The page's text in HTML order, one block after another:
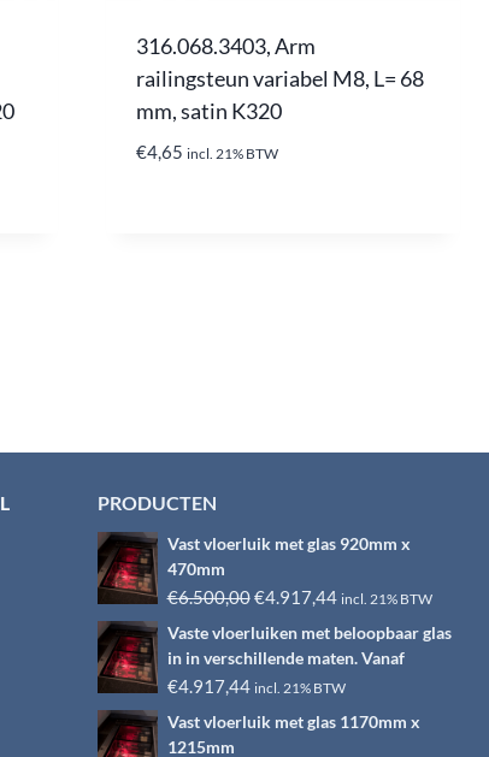
316.068.3403, Arm
railingsteun variabel M8, L= 68
mm, satin K320
€4,65 incl. 21% BTW
PRODUCTEN
Vast vloerluik met glas 920mm x
470mm
€6.500,00Oorspronkelijke
prijs
was:
€6.500,00.
€4.917,44Huidige
prijs
is:
€4.917,44.
incl. 21% BTW
Vaste vloerluiken met beloopbaar glas
in in verschillende maten. Vanaf
€4.917,44 incl. 21% BTW
Vast vloerluik met glas 1170mm x
1215mm